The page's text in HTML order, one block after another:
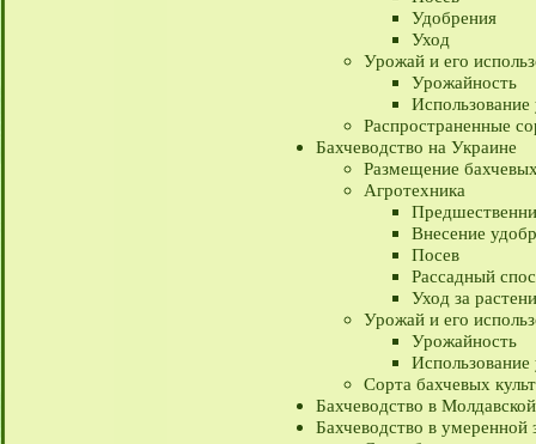
Удобрения
Уход
Урожай и его
Урожайность
Распространенные
Бахчеводство на Украине
Размещение
Агротехника
Внесение
Посев
Рассадный
Уход за
Урожай и его
Урожайность
Сорта бахчевых
Бахчеводство в
Бахчеводство в